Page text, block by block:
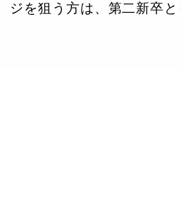
ジを狙う方は、第二新卒と